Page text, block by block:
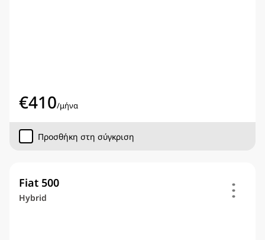
€410/μήνα
Προσθήκη στη σύγκριση
Fiat 500
Hybrid